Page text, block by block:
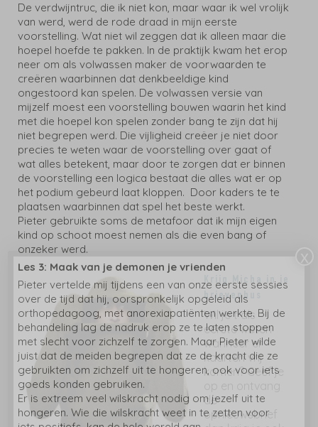
De verdwijntruc, die ik niet kon, maar waar ik wel vrolijk
van werd, werd de rode draad in mijn eerste
voorstelling. Wat niet wil zeggen dat ik alleen maar die
hoepel hoefde te pakken. In de praktijk kwam het erop
neer om als volwassen maker de voorwaarden te
creëren waarbinnen dat denkbeeldige kind
ongestoord kan spelen. De volwassen versie van
mijzelf moest een voorstelling bouwen waarin het kind
met die hoepel kon spelen zonder bang te zijn dat hij
niet begrepen werd. Die vijligheid creëer je niet door
precies te weten waar de voorstelling over gaat of
wat alles betekent, maar door te zorgen dat er binnen
de voorstelling een logica bestaat die alles wat er op
het podium gebeurd laat kloppen. Door kaders te te
plaatsen waarbinnen dat spel het beste werkt.
Pieter gebruikte soms de metafoor dat ik mijn eigen
kind op schoot moest nemen als die even bang of
onzeker werd.
Les 3: Maak van je demonen je vrienden
Pieter vertelde mij tijdens een van onze eerste sessies
over de tijd dat hij, oorspronkelijk opgeleid als
orthopedagoog, met anorexiapatiënten werkte. Bij de
behandeling lag de nadruk erop ze te laten stoppen
met slecht voor zichzelf te zorgen. Maar Pieter wilde
juist dat de meiden begrepen dat ze de kracht die ze
gebruikten om zichzelf uit te hongeren, ook voor iets
goeds konden gebruiken.
Er is extreem veel wilskracht nodig om jezelf uit te
hongeren. Wie die wilskracht weet in te zetten voor
Krijg Micha in je
brievenbus
Wil je t als
eerste weten
wanneer er
kaarten vrij
komen? Geef je
de
opnieuwsbrief